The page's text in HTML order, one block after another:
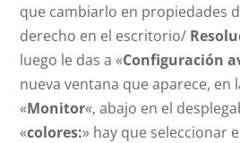
que cambiarlo en propiedades
derecho en el escritorio/
luego le das a «Configuración
nueva ventana que aparece, en
«Monitor«, abajo en el
«colores:» hay que seleccionar